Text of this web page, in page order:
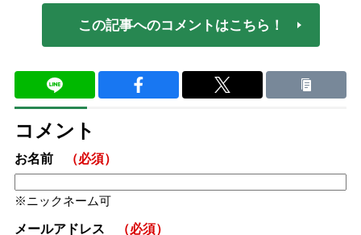
この記事へのコメントはこちら！
コメント
お名前 （必須）
ニックネーム可
メールアドレス （必須）